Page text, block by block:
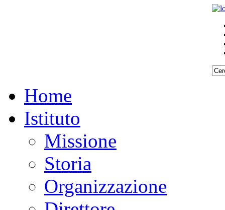
Home
Istituto
Missione
Storia
Organizzazione